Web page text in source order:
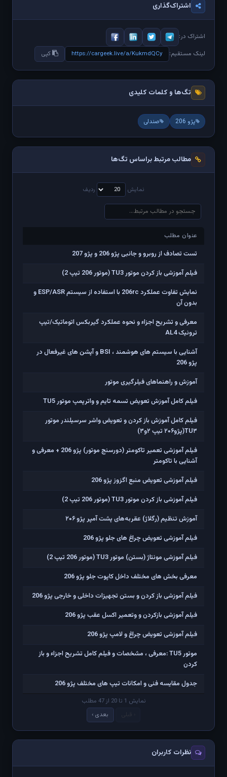
اشتراک‌گذاری
اشتراک در:
لینک مستقیم: https://cargeek.live/a/KukmdQCy کپی
تگ‌ها و کلمات کلیدی
پژو 206 صندلی
مطالب مرتبط براساس تگ‌ها
نمایش ردیف
عنوان مطلب
عنوان مطلب
تست تصادف از روبرو و جانبی پژو 206 و پژو 207
فیلم آموزشی باز کردن موتور TU3 (موتور 206 تیپ 2)
نمایش تفاوت عملکرد 206rc با استفاده از سیستم ESP/ASR و
بدون آن
معرفی و تشریح اجزاء و نحوه عملکرد گیربکس اتوماتیک/تیپ
ترونیک AL4
آشنایی با سیستم های هوشمند ، BSI و آپشن های غیرفعال در
پژو 206
آموزش و راهنماهای فیلرگیری موتور
فیلم کامل آموزش تعویض تسمه تایم و واترپمپ موتور TU5
فیلم کامل آموزش باز کردن و تعویض واشر سرسیلندر موتور
TU۳(پژو۲۰۶ تیپ ۲و۳)
فیلم آموزشی تعمیر تاکومتر (دورسنج موتور) پژو 206 + معرفی و
آشنایی با تاکومتر
فیلم آموزشی تعویض منبع اگزوز پژو 206
فیلم آموزشی باز کردن موتور TU3 (موتور 206 تیپ 2)
آموزش تنظیم (رگلاژ) عقربه‌های پشت آمپر پژو ۲۰۶
فیلم آموزشی تعویض چراغ های جلو پژو 206
فیلم آموزشی مونتاژ (بستن) موتور TU3 (موتور 206 تیپ 2)
معرفی بخش های مختلف داخل کاپوت جلو پژو 206
فیلم آموزشی باز کردن و بستن تجهیزات داخلی و خارجی پژو 206
فیلم آموزشی بازکردن و وتعمیر اکسل عقب پژو 206
فیلم آموزشی تعویض چراغ و لامپ پژو 206
موتور TU5 :معرفی ، مشخصات و فیلم کامل تشریح اجزاء و باز
کردن
جدول مقایسه فنی و امکانات تیپ های مختلف پژو 206
نمایش 1 تا 20 از 47 مطلب
بعدی ›
نظرات کاربران